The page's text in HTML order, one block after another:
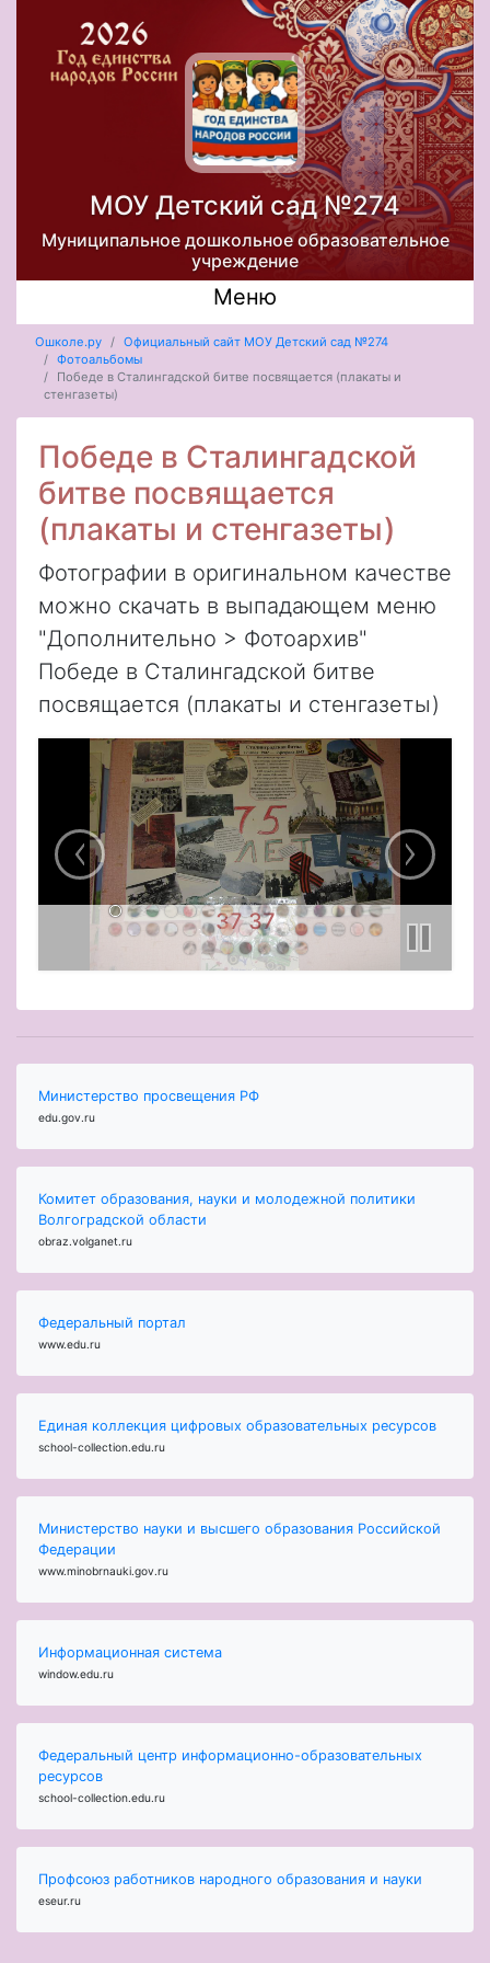
МОУ Детский сад №274
Муниципальное дошкольное образовательное
учреждение
Меню
Ошколе.ру
Официальный сайт МОУ Детский сад №274
Фотоальбомы
Победе в Сталингадской битве посвящается (плакаты и
стенгазеты)
Победе в Сталингадской
битве посвящается
(плакаты и стенгазеты)
Фотографии в оригинальном качестве
можно скачать в выпадающем меню
"Дополнительно > Фотоархив"
Победе в Сталингадской битве
посвящается (плакаты и стенгазеты)
37 37
Министерство просвещения РФ
edu.gov.ru
Комитет образования, науки и молодежной политики
Волгоградской области
obraz.volganet.ru
Федеральный портал
www.edu.ru
Единая коллекция цифровых образовательных ресурсов
school-collection.edu.ru
Министерство науки и высшего образования Российской
Федерации
www.minobrnauki.gov.ru
Информационная система
window.edu.ru
Федеральный центр информационно-образовательных
ресурсов
school-collection.edu.ru
Профсоюз работников народного образования и науки
eseur.ru